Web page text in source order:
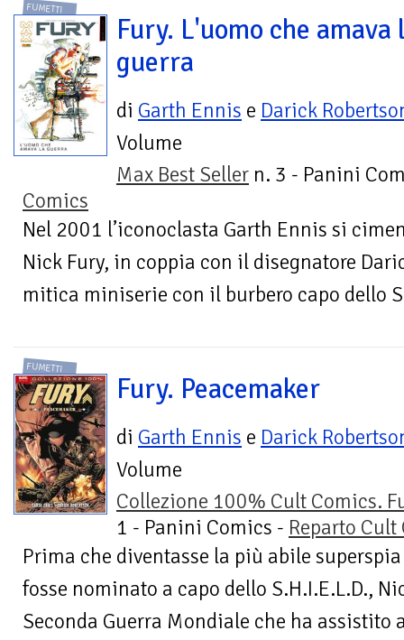
FUMETTI
Fury. L'uomo che amava
guerra
di Garth Ennis e Darick
Volume
Max Best Seller n. 3 - Panini
Comics
Nel 2001 l’iconoclasta Garth Ennis si
Nick Fury, in coppia con il disegnatore
mitica miniserie con il burbero capo dello
FUMETTI
Fury. Peacemaker
di Garth Ennis e Darick
Volume
Collezione 100% Cult Comics.
1 - Panini Comics - Reparto Cult
Prima che diventasse la più abile
fosse nominato a capo dello S.H.I.E.L.D.,
Seconda Guerra Mondiale che ha assistito